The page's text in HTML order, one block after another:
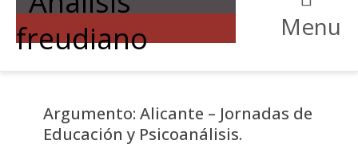
Menu
Argumento: Alicante – Jornadas de
Educación y Psicoanálisis.